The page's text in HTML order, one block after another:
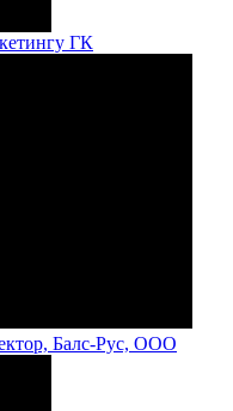
ГК
Балс-Рус, ООО